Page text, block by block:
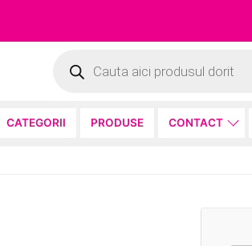
search
CATEGORII PRODUSE CONTACT